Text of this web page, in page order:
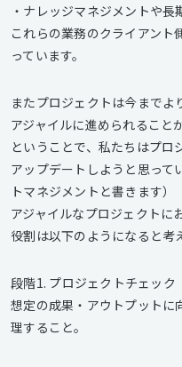
・ナレッジマネジメントや
これらの業務のクライアン
っています。
またプロジェクトは今までよ
アジャイルに進められること
ということで、私たちはプロ
アップデートしようと思って
トマネジメントと書きます）
アジャイルなプロジェクトに
役割は以下のようになると考
段階1. プロジェクトチェック
想定の成果・アウトプットに
理すること。